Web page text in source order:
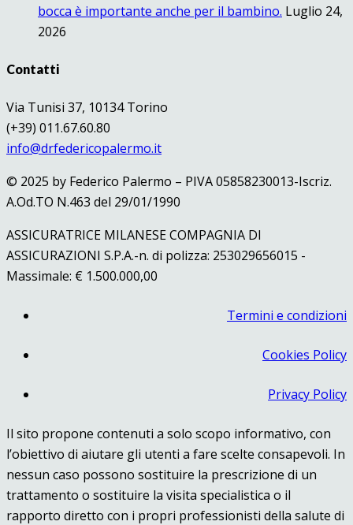
bocca è importante anche per il bambino. Luglio 24,
2026
Contatti
Via Tunisi 37, 10134 Torino
(+39) 011.67.60.80
info@drfedericopalermo.it
© 2025 by Federico Palermo – PIVA 05858230013-Iscriz.
A.Od.TO N.463 del 29/01/1990
ASSICURATRICE MILANESE COMPAGNIA DI
ASSICURAZIONI S.P.A.-n. di polizza: 253029656015 -
Massimale: € 1.500.000,00
Termini e condizioni
Cookies Policy
Privacy Policy
Il sito propone contenuti a solo scopo informativo, con
l’obiettivo di aiutare gli utenti a fare scelte consapevoli. In
nessun caso possono sostituire la prescrizione di un
trattamento o sostituire la visita specialistica o il
rapporto diretto con i propri professionisti della salute di